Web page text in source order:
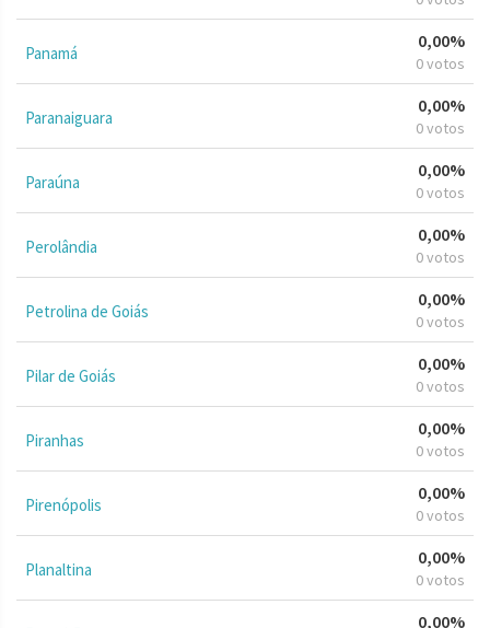
Panamá
0,00%
0 votos
Paranaiguara
0,00%
0 votos
Paraúna
0,00%
0 votos
Perolândia
0,00%
0 votos
Petrolina de Goiás
0,00%
0 votos
Pilar de Goiás
0,00%
0 votos
Piranhas
0,00%
0 votos
Pirenópolis
0,00%
0 votos
Planaltina
0,00%
0 votos
0,00%